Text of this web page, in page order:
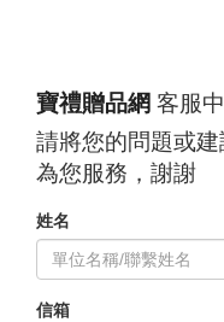
寶禮贈品網 客服
請將您的問題或
為您服務，謝謝
姓名
信箱